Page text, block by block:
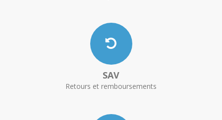
SAV
Retours et remboursements